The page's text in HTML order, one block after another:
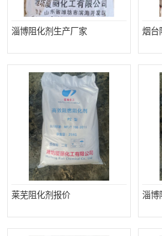
淄博阻化剂生产厂家 烟台
莱芜阻化剂报价 淄博